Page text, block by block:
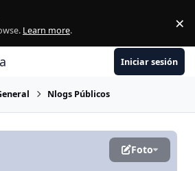
Learn more. ×
Iniciar sesión
Nlogs Públicos
Foto